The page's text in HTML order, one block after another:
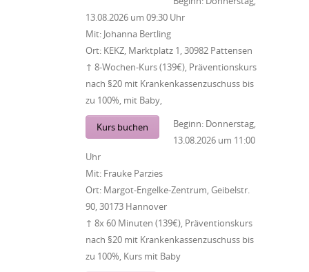
13.08.2026 um 09:30 Uhr
Mit: Johanna Bertling
Ort: KEKZ, Marktplatz 1, 30982 Pattensen
↑ 8-Wochen-Kurs (139€), Präventionskurs
nach §20 mit Krankenkassenzuschuss bis
zu 100%, mit Baby,
Kurs buchen Beginn: Donnerstag,
13.08.2026 um 11:00
Uhr
Mit: Frauke Parzies
Ort: Margot-Engelke-Zentrum, Geibelstr.
90, 30173 Hannover
↑ 8x 60 Minuten (139€), Präventionskurs
nach §20 mit Krankenkassenzuschuss bis
zu 100%, Kurs mit Baby